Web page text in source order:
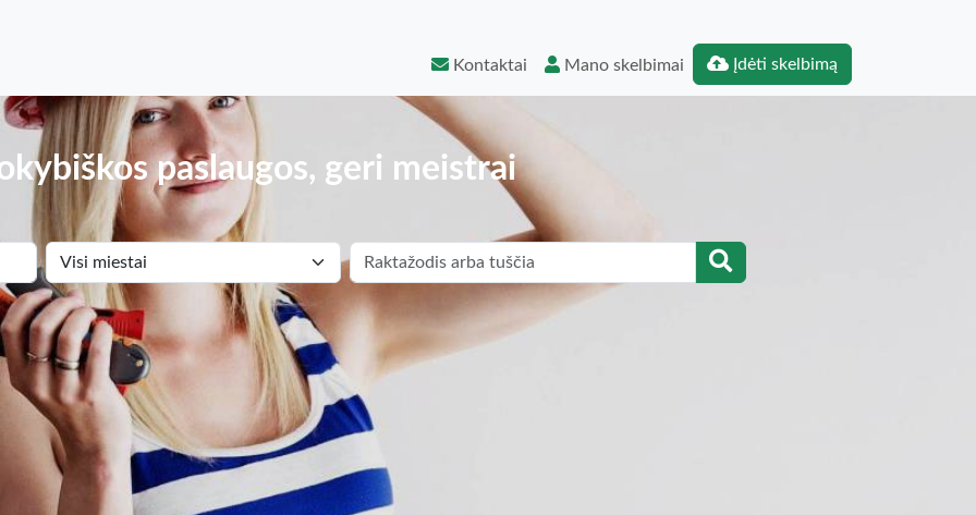
Kontaktai Mano skelbimai Įdėti skelbimą
paslaugos, geri meistrai